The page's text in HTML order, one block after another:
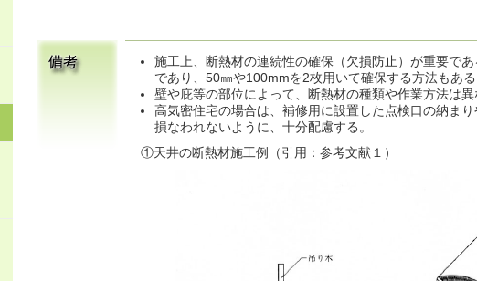
施工上、断熱材の連続性の確保（欠損防止）が重要で
であり、50㎜や100mmを2枚用いて確保する方法もある
壁や庇等の部位によって、断熱材の種類や作業方法は異
高気密住宅の場合は、補修用に設置した点検口の納ま
損なわれないように、十分配慮する。
①天井の断熱材施工例（引用：参考文献１）